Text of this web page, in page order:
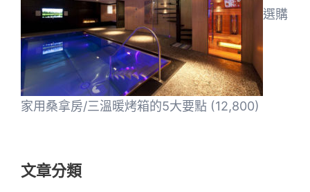
選購
家用桑拿房/三溫暖烤箱的5大要點 (12,800)
文章分類